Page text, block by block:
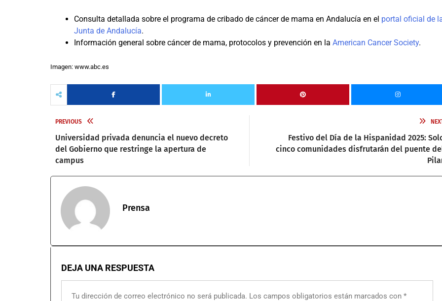
Consulta detallada sobre el programa de cribado de cáncer de mama en Andalucía en el portal oficial de
Junta de Andalucía.
Información general sobre cáncer de mama, protocolos y prevención en la American Cancer Society.
Imagen: www.abc.es
PREVIOUS
Universidad privada denuncia el nuevo decreto
del Gobierno que restringe la apertura de
campus
Festivo del Día de la Hispanidad 2025:
cinco comunidades disfrutarán del puente
Prensa
DEJA UNA RESPUESTA
Tu dirección de correo electrónico no será publicada. Los campos obligatorios están marcados con *